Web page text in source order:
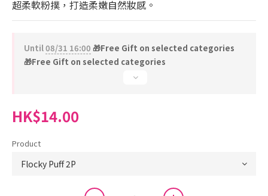
超柔軟粉撲，打造柔嫩自然妝感。
Until08/31 16:00 🎁Free Gift on selected categories
🎁Free Gift on selected categories
HK$14.00
Product